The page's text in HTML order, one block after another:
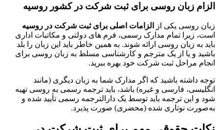
الزام زبان روسی برای ثبت شرکت در کشور روسیه
زبان روسی یکی از
الزامات اصلی برای ثبت شرکت در روسیه
است، زیرا تمام مدارک رسمی، فرم ‌های دولتی و مکاتبات اداری
باید به زبان روسی ارائه شوند. به همین خاطر باید این زبان را بلد
باشید و یا از یک مترجم و کارشناسی مسلط به زبان روسی برای
انجام مراحل ثبت شرکت خود بهره ببرید.
توجه داشته باشید که اگر مدارک شما به زبان دیگری (مانند
انگلیسی، فارسی و غیره) باشد، باید ترجمه رسمی به روسی تهیه
شود و این ترجمه باید توسط یک دارالترجمه رسمی تأیید شده و
به‌صورت نوتاری شده (محضری) صورت پذیرد.